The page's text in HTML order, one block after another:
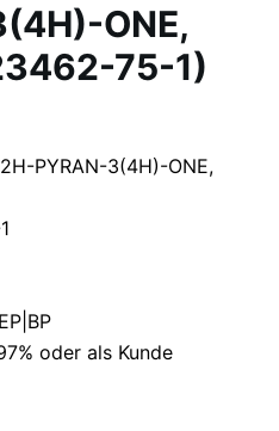
ONE,
75-1)
PYRAN-3(4H)-ONE,
oder als Kunde